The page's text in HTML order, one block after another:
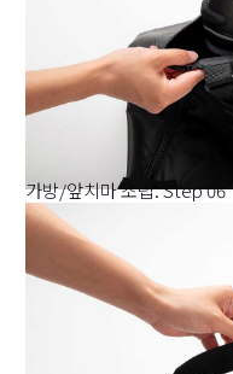
가방/앞치마 조립. Step 06